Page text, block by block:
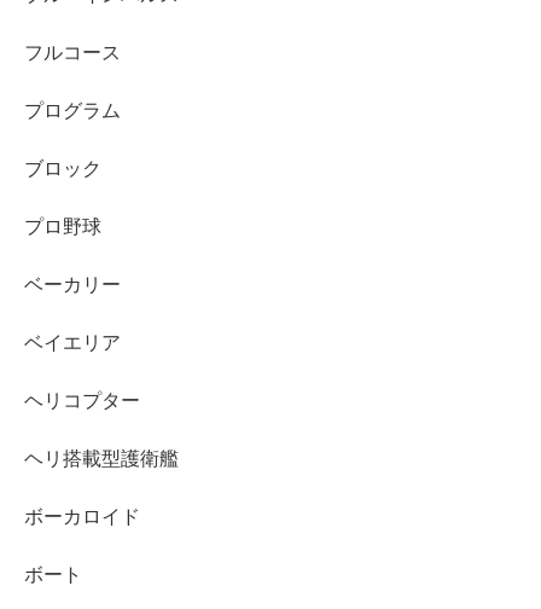
フルコース
プログラム
ブロック
プロ野球
ベーカリー
ベイエリア
ヘリコプター
ヘリ搭載型護衛艦
ボーカロイド
ボート